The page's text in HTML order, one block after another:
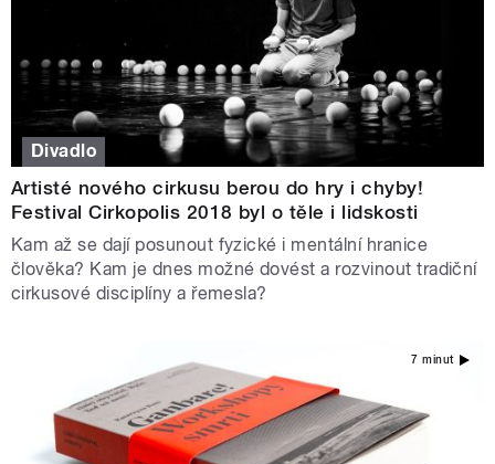
Divadlo
Artisté nového cirkusu berou do hry i chyby!
Festival Cirkopolis 2018 byl o těle i lidskosti
Kam až se dají posunout fyzické i mentální hranice
člověka? Kam je dnes možné dovést a rozvinout tradiční
cirkusové disciplíny a řemesla?
7 minut